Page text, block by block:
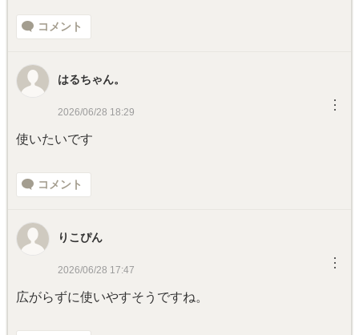
コメント
はるちゃん。
2026/06/28 18:29 ︙
使いたいです
コメント
りこぴん
2026/06/28 17:47 ︙
広がらずに使いやすそうですね。